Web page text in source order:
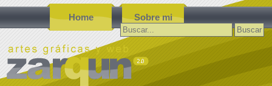
Home Sobre mi
Buscar: